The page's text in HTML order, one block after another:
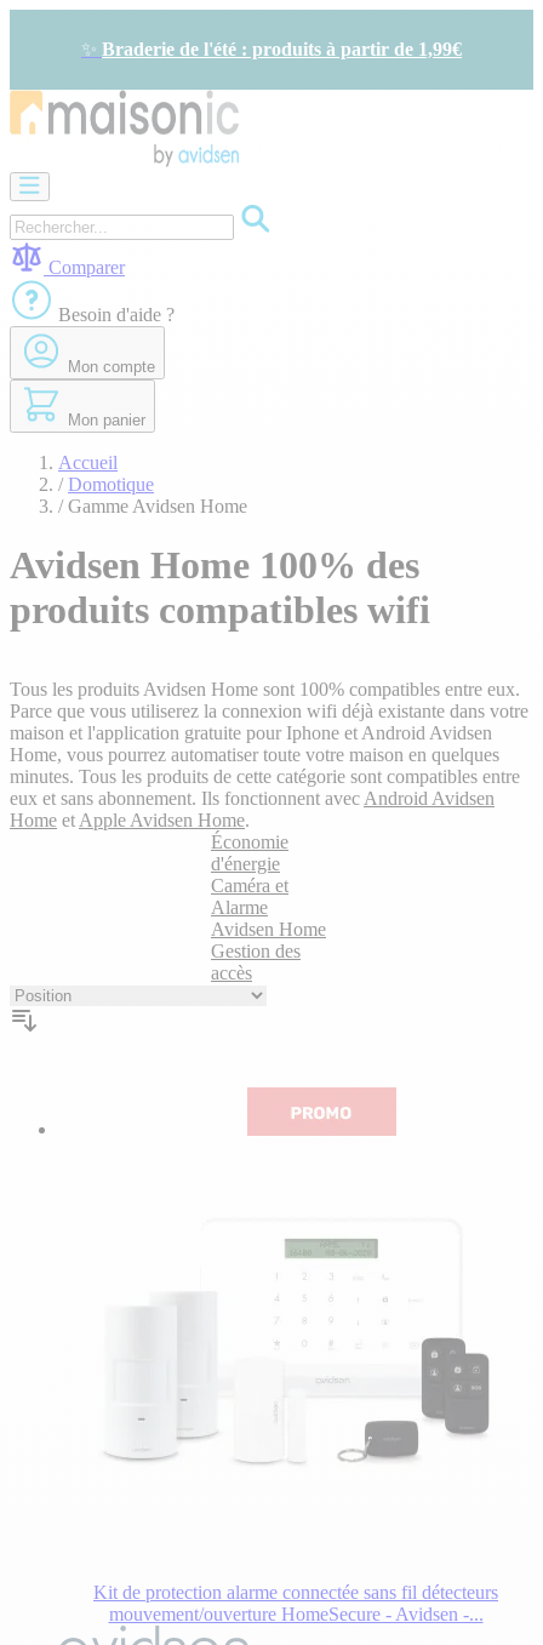
✨ Braderie de l'été : produits à partir de 1,99€
Visiophone
-
Sonnette
-
économie
d'énergie
Sécurité
Confort
de
maison
Seconde
vie
plans
Comparer
Besoin d'aide ?
Mon compte
Mon panier
Accueil
/ Domotique
/ Gamme Avidsen Home
Avidsen Home 100% des
produits compatibles wifi
Tous les produits Avidsen Home sont 100% compatibles entre eux.
Parce que vous utiliserez la connexion wifi déjà existante dans votre
maison et l'application gratuite pour Iphone et Android Avidsen
Home, vous pourrez automatiser toute votre maison en quelques
minutes. Tous les produits de cette catégorie sont compatibles entre
eux et sans abonnement. Ils fonctionnent avec Android Avidsen
Home et Apple Avidsen Home.
Économie
d'énergie
Caméra et
Alarme
Avidsen Home
Gestion des
accès
Kit de protection alarme connectée sans fil détecteurs
mouvement/ouverture HomeSecure - Avidsen -...